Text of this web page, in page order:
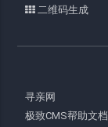
二维码生成
寻亲网
极致CMS帮助文档